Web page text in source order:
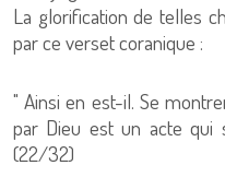
La glorification de telles
par ce verset coranique :
" Ainsi en est-il. Se
par Dieu est un acte qui
(22/32)